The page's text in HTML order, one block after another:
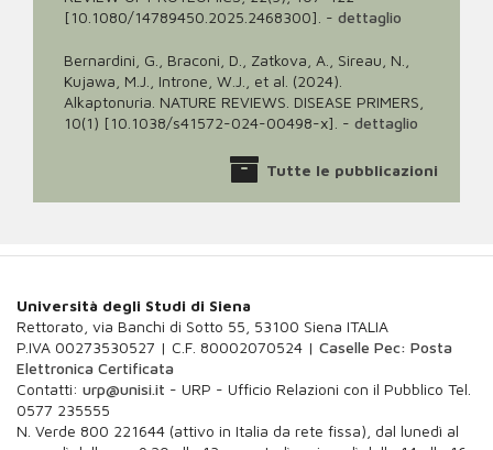
[10.1080/14789450.2025.2468300]. - dettaglio
Bernardini, G., Braconi, D., Zatkova, A., Sireau, N.,
Kujawa, M.J., Introne, W.J., et al. (2024).
Alkaptonuria. NATURE REVIEWS. DISEASE PRIMERS,
10(1) [10.1038/s41572-024-00498-x]. - dettaglio
Tutte le pubblicazioni
Università degli Studi di Siena
Rettorato, via Banchi di Sotto 55, 53100 Siena ITALIA
P.IVA 00273530527 | C.F. 80002070524 | Caselle Pec: Posta
Elettronica Certificata
Contatti: urp@unisi.it - URP - Ufficio Relazioni con il Pubblico Tel.
0577 235555
N. Verde 800 221644 (attivo in Italia da rete fissa), dal lunedì al